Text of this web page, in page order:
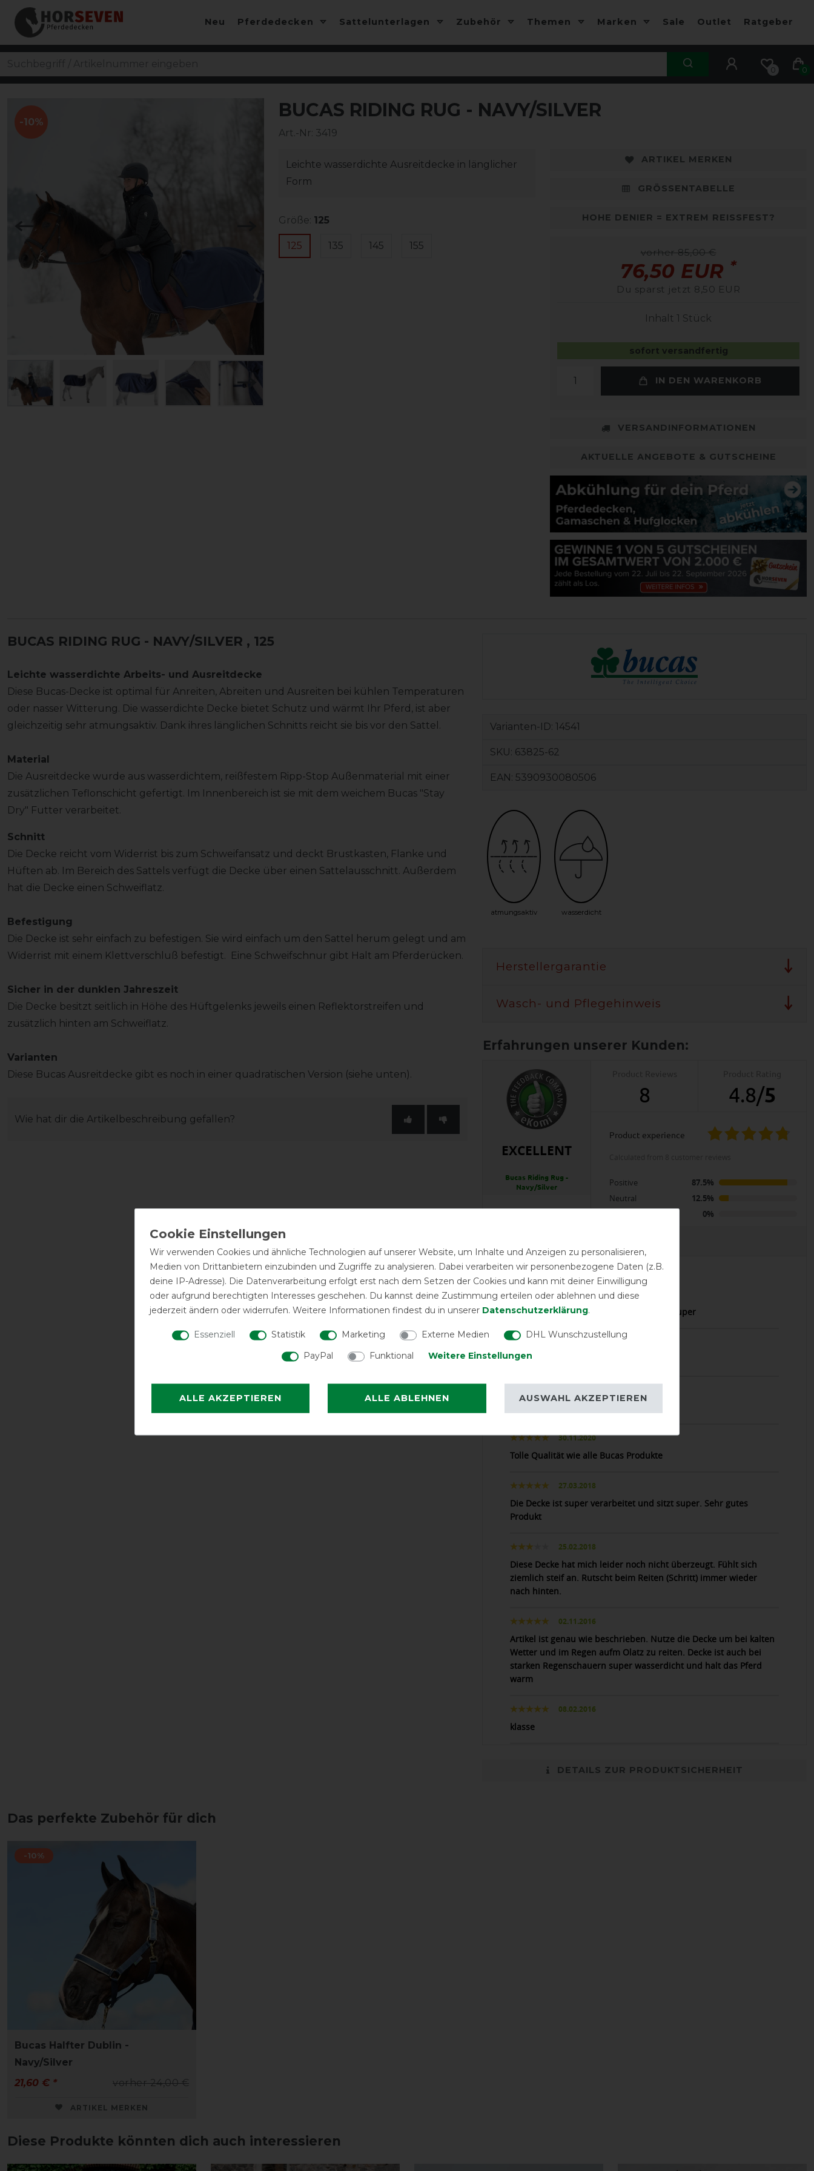
Neu Pferdedecken Sattelunterlagen Zubehör Themen Marken Sale Outlet Ratgeber
0 0
-10%
BUCAS RIDING RUG - NAVY/SILVER
Art.-Nr: 3419
Leichte wasserdichte Ausreitdecke in länglicher
Form
Größe: 125
125 135 145 155
ARTIKEL MERKEN
GRÖSSENTABELLE
HOHE DENIER = EXTREM REISSFEST?
vorher 85,00 €
76,50 EUR *
Du sparst jetzt 8,50 EUR
Inhalt 1 Stück
sofort versandfertig
IN DEN WARENKORB
VERSANDINFORMATIONEN
AKTUELLE ANGEBOTE & GUTSCHEINE
BUCAS RIDING RUG - NAVY/SILVER , 125
Leichte wasserdichte Arbeits- und Ausreitdecke
Diese Bucas-Decke ist optimal für Anreiten, Abreiten und Ausreiten bei kühlen Temperaturen
oder nasser Witterung. Die wasserdichte Decke bietet Schutz und wärmt Ihr Pferd, ist aber
gleichzeitig sehr atmungsaktiv. Dank ihres länglichen Schnitts reicht sie bis vor den Sattel.
Material
Die Ausreitdecke wurde aus wasserdichtem, reißfestem Ripp-Stop Außenmaterial mit einer
zusätzlichen Teflonschicht gefertigt. Im Innenbereich ist sie mit dem weichem Bucas "Stay
Dry" Futter verarbeitet.
Schnitt
Die Decke reicht vom Widerrist bis zum Schweifansatz und deckt Brustkasten, Flanke und
Hüften ab. Im Bereich des Sattels verfügt die Decke über einen Sattelausschnitt. Außerdem
hat die Decke einen Schweiflatz.
Befestigung
Die Decke ist sehr einfach zu befestigen. Sie wird einfach um den Sattel herum gelegt und am
Widerrist mit einem Klettverschluß befestigt. Eine Schweifschnur gibt Halt am Pferderücken.
Sicher in der dunklen Jahreszeit
Die Decke besitzt seitlich in Höhe des Hüftgelenks jeweils einen Reflektorstreifen und
zusätzlich hinten am Schweiflatz.
Varianten
Diese Bucas Ausreitdecke gibt es noch in einer quadratischen Version (siehe unten).
Wie hat dir die Artikelbeschreibung gefallen?
Varianten-ID: 14541
SKU: 63825-62
EAN: 5390930080506
atmungsaktiv wasserdicht
Herstellergarantie
Wasch- und Pflegehinweis
EXCELLENT
Bucas Riding Rug -
Navy/Silver
8 4.8/5
product experience
Positive
87.5%
Neutral
12.5%
0%
30.09.2025
Passform und Funktionalität wie immer super
Perfekte Ausreitdecke
30.11.2020
Tolle Qualität wie alle Bucas Produkte
27.03.2018
Die Decke ist super verarbeitet und sitzt super. Sehr gutes
Produkt
25.02.2018
Diese Decke hat mich leider noch nicht überzeugt. Fühlt sich
ziemlich steif an. Rutscht beim Reiten (Schritt) immer wieder
nach hinten.
02.11.2016
Artikel ist genau wie beschrieben. Nutze die Decke um bei kalten
Wetter und im Regen aufm Olatz zu reiten. Decke ist auch bei
starken Regenschauern super wasserdicht und halt das Pferd
warm
08.02.2016
klasse
DETAILS ZUR PRODUKTSICHERHEIT
Das perfekte Zubehör für dich
-10%
Bucas Halfter Dublin -
Navy/Silver
vorher 24,00 €
21,60 € *
ARTIKEL MERKEN
Diese Produkte könnten dich auch interessieren
Wir verwenden Cookies und ähnliche Technologien auf unserer Website, um Inhalte und Anzeigen zu personalisieren,
Medien von Drittanbietern einzubinden und Zugriffe zu analysieren. Dabei verarbeiten wir personenbezogene Daten (z.B.
deine IP-Adresse). Die Datenverarbeitung erfolgt erst nach dem Setzen der Cookies und kann mit deiner Einwilligung
oder aufgrund berechtigten Interesses geschehen. Du kannst deine Zustimmung erteilen oder ablehnen und diese
jederzeit ändern oder widerrufen. Weitere Informationen findest du in unserer Daten­schutz­erklärung.
Essenziell Statistik Marketing Externe Medien
DHL Wunschzustellung
PayPal
Funktional Weitere Einstellungen
ALLE AKZEPTIEREN ALLE ABLEHNEN AUSWAHL AKZEPTIEREN